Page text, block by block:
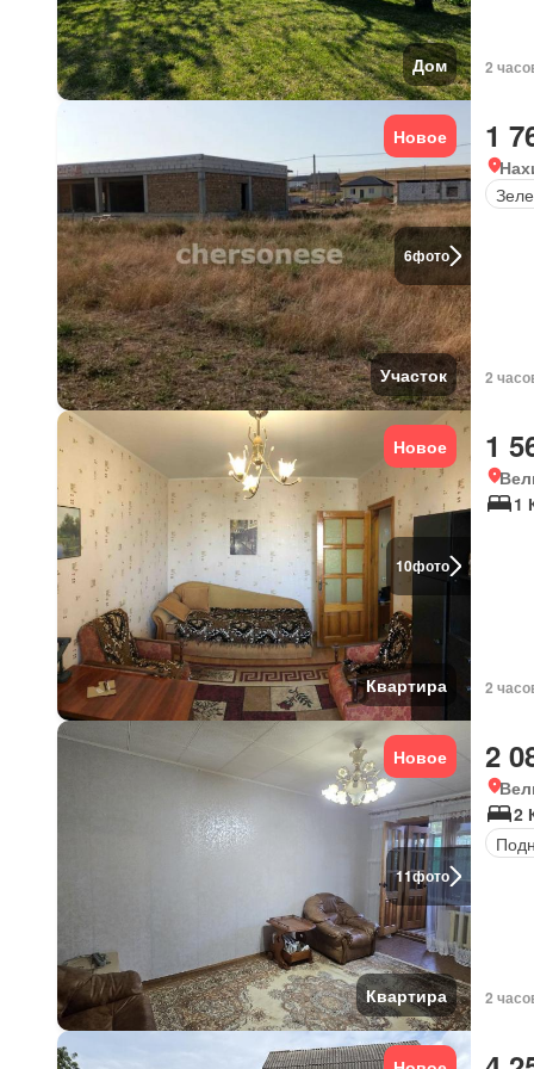
Дом 2
6фото
Новое
Участок
1
2
10фото
Новое
Квартира
1
1
2
11фото
Новое
Квартира
2
2
2